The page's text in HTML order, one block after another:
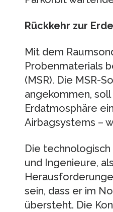
Rückkehr zur Erde
Mit dem
Probenmaterials
(MSR). Die MSR-
angekommen,
Erdatmosphäre
Airbagsystems –
Die
und Ingenieure,
sein, dass er im
übersteht. Die